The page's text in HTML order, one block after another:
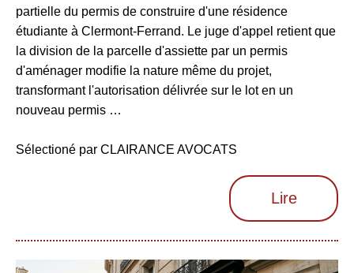
partielle du permis de construire d'une résidence
étudiante à Clermont-Ferrand. Le juge d'appel retient que
la division de la parcelle d'assiette par un permis
d'aménager modifie la nature même du projet,
transformant l'autorisation délivrée sur le lot en un
nouveau permis …
Sélectioné par CLAIRANCE AVOCATS
Lire